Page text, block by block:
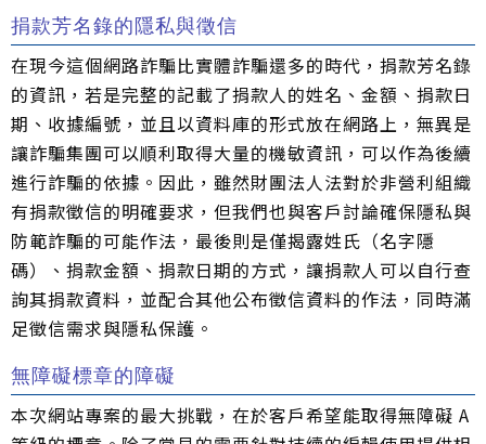
捐款芳名錄的隱私與徵信
在現今這個網路詐騙比實體詐騙還多的時代，捐款芳名錄
的資訊，若是完整的記載了捐款人的姓名、金額、捐款日
期、收據編號，並且以資料庫的形式放在網路上，無異是
讓詐騙集團可以順利取得大量的機敏資訊，可以作為後續
進行詐騙的依據。因此，雖然財團法人法對於非營利組織
有捐款徵信的明確要求，但我們也與客戶討論確保隱私與
防範詐騙的可能作法，最後則是僅揭露姓氏（名字隱
碼）、捐款金額、捐款日期的方式，讓捐款人可以自行查
詢其捐款資料，並配合其他公布徵信資料的作法，同時滿
足徵信需求與隱私保護。
無障礙標章的障礙
本次網站專案的最大挑戰，在於客戶希望能取得無障礙 A